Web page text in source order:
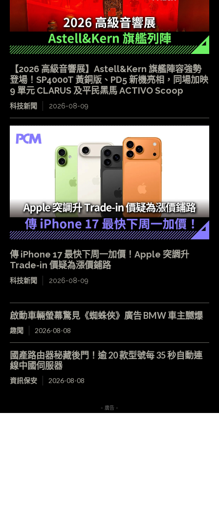
【2026 高級音響展】Astell&Kern 旗艦陣容強勢
登場！SP4000T 黃銅版、PD5 新機亮相，同場加映
9 單元 CLARUS 及平民黑馬 ACTIVO Scoop
科技新聞 2026-08-09
傳 iPhone 17 最快下周一加價！Apple 突調升
Trade-in 價疑為漲價鋪路
科技新聞 2026-08-09
啟動車輛螢幕驚見《蜘蛛俠》廣告 BMW 車主嬲爆
趣聞 2026-08-08
國產路由器秘藏後門！逾 20 款型號每 35 秒自動連
線中國伺服器
資訊保安 2026-08-08
- 廣告 -